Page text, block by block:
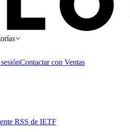
Contactar con Ventas
RSS de IETF